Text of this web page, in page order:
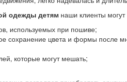
одежды детям наши клиенты
используемых при пошиве;
сохранение цвета и формы после
которые могут мешать;